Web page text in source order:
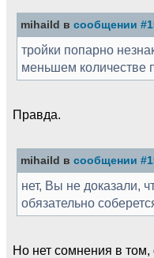
mihaild в сообщении
тройки попарно
меньшем количестве
Правда.
mihaild в сообщении
нет, Вы не доказали,
обязательно
Но нет сомнения в том,